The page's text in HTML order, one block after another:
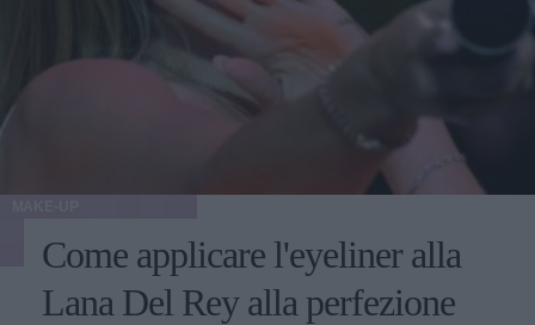
Come applicare l'eyeliner alla
Lana Del Rey alla perfezione